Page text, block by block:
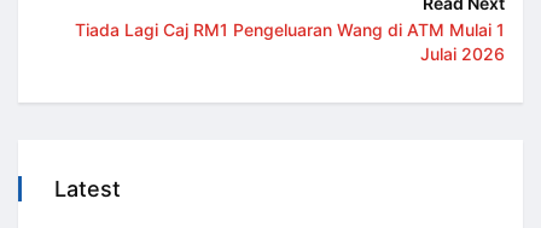
Tiada Lagi Caj RM1 Pengeluaran Wang di ATM Mulai 1
Julai 2026
Latest